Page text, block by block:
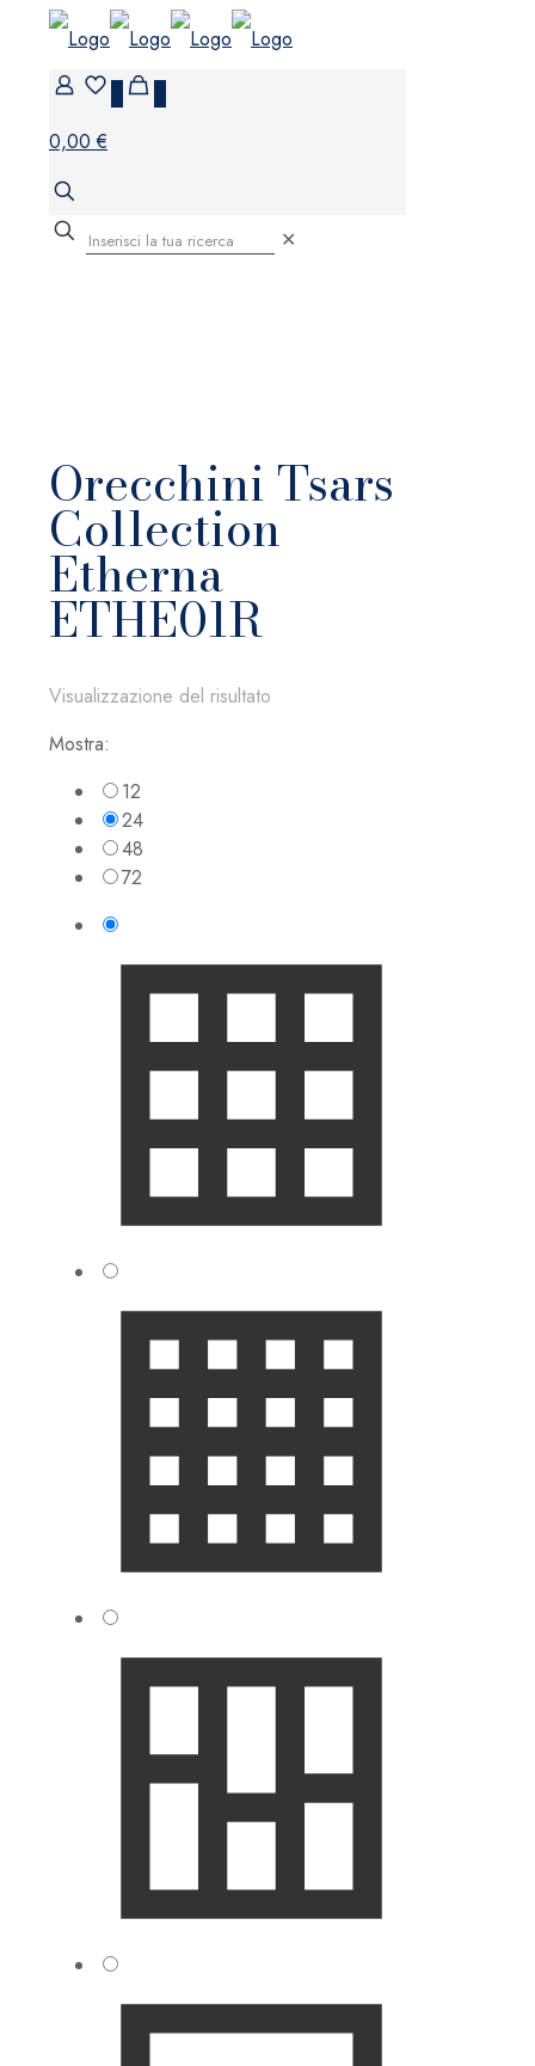
0,00 €
✕
Orecchini Tsars
Collection
Etherna
ETHE01R
Visualizzazione del risultato
Mostra:
12
24
48
72